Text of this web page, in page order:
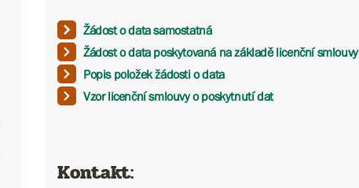
Žádost o data samostatná
Žádost o data poskytovaná na základě licenční smlouvy
Popis položek žádosti o data
Vzor licenční smlouvy o poskytnutí dat
Kontakt: